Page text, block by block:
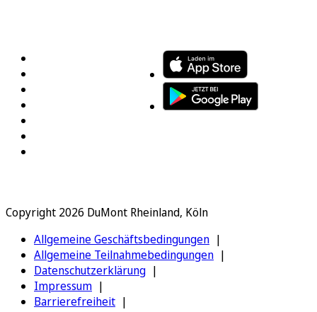
Copyright 2026 DuMont Rheinland, Köln
Allgemeine Geschäftsbedingungen
Allgemeine Teilnahmebedingungen
Datenschutzerklärung
Impressum
Barrierefreiheit